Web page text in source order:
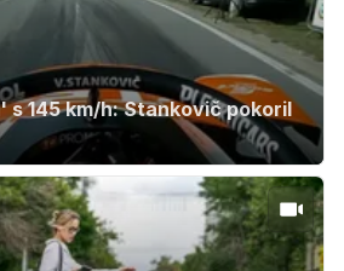
145 km/h: Stankovič pokoril